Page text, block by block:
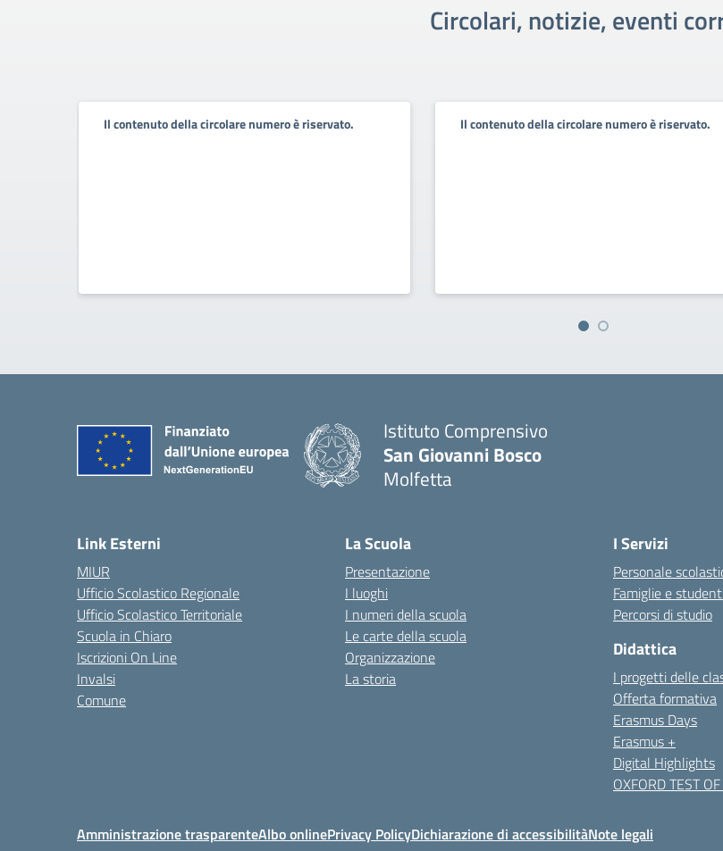
Circolari, notizie, eventi
Il contenuto della circolare numero è riservato. Il contenuto della circolare numero è riservato.
Istituto Comprensivo
San Giovanni Bosco
Molfetta
Link Esterni
MIUR
Ufficio Scolastico Regionale
Ufficio Scolastico Territoriale
Scuola in Chiaro
Iscrizioni On Line
Invalsi
Comune
La Scuola
Presentazione
I luoghi
I numeri della scuola
Le carte della scuola
Organizzazione
La storia
I Servizi
Personale
Famiglie e studenti
Percorsi di studio
Didattica
I progetti delle
Offerta formativa
Erasmus Days
Erasmus +
Digital Highlights
OXFORD TEST
Amministrazione trasparenteAlbo onlinePrivacy PolicyDichiarazione di accessibilitàNote legali